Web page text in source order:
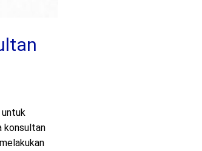
konsultan